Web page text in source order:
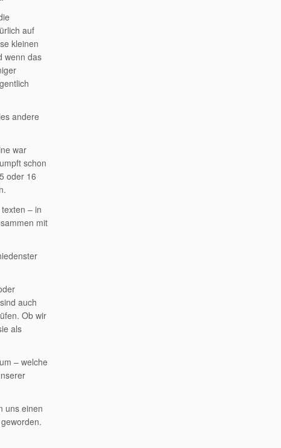
auf
kleinen
wenn das
andere
war
schon
oder 16
– in
mit
auch
Ob wir
als
– welche
uns einen